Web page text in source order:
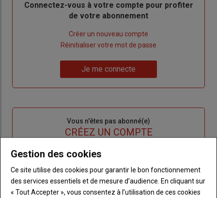
Body
Connectez-vous à votre compte pour profiter
de votre abonnement
Créer un nouveau compte
de
Réinitialiser votre mot de passe
me
Je me connecte
Vous n'êtes pas abonné(e)
CRÉEZ UN COMPTE
BodyChoisissez votre formule et créez votre
compte pour accéder à tout l'Agri53.
Lien Créez un compte
Gestion des cookies
Ce site utilise des cookies pour garantir le bon fonctionnement
des services essentiels et de mesure d’audience. En cliquant sur
« Tout Accepter », vous consentez à l’utilisation de ces cookies